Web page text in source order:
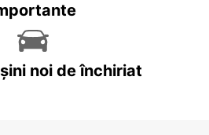
noi de închiriat